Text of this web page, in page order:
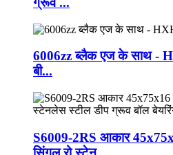
6006zz ब्लैक एज के साथ -
बी...
S6009-2RS आकार